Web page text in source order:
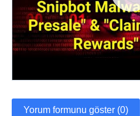
Yorum formunu göster (0)